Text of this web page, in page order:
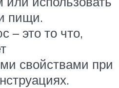
пищи.
это то что,
свойствами при